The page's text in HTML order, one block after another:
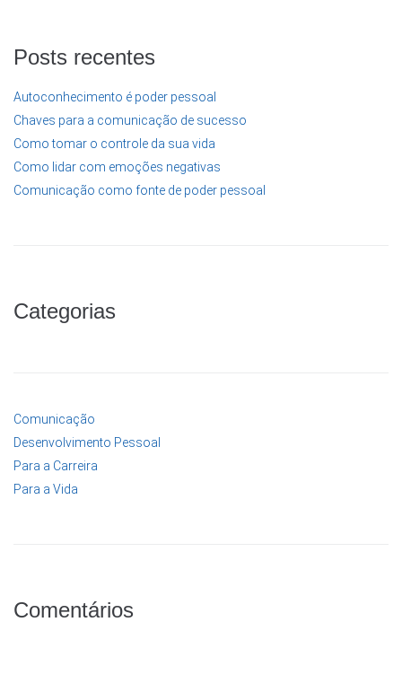
Posts recentes
Autoconhecimento é poder pessoal
Chaves para a comunicação de sucesso
Como tomar o controle da sua vida
Como lidar com emoções negativas
Comunicação como fonte de poder pessoal
Categorias
Comunicação
Desenvolvimento Pessoal
Para a Carreira
Para a Vida
Comentários